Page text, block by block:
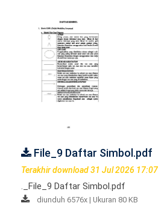
File_9 Daftar Simbol.pdf
Terakhir download 31 Jul 2026 17:07
._File_9 Daftar Simbol.pdf
diunduh 6576x | Ukuran 80 KB